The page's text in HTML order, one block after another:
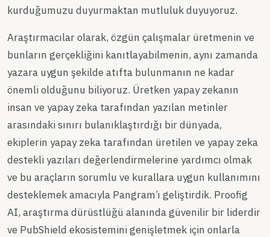
kurduğumuzu duyurmaktan mutluluk duyuyoruz.
Araştırmacılar olarak, özgün çalışmalar üretmenin ve
bunların gerçekliğini kanıtlayabilmenin, aynı zamanda
yazara uygun şekilde atıfta bulunmanın ne kadar
önemli olduğunu biliyoruz. Üretken yapay zekanın
insan ve yapay zeka tarafından yazılan metinler
arasındaki sınırı bulanıklaştırdığı bir dünyada,
ekiplerin yapay zeka tarafından üretilen ve yapay zeka
destekli yazıları değerlendirmelerine yardımcı olmak
ve bu araçların sorumlu ve kurallara uygun kullanımını
desteklemek amacıyla Pangram’ı geliştirdik. Proofig
AI, araştırma dürüstlüğü alanında güvenilir bir liderdir
ve PubShield ekosistemini genişletmek için onlarla